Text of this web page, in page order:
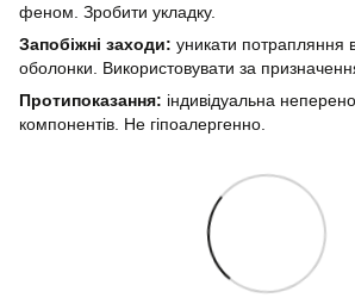
феном. Зробити укладку.
Запобіжні заходи: уникати потрапляння
оболонки. Використовувати за
Протипоказання: індивідуальна
компонентів. Не гіпоалергенно.